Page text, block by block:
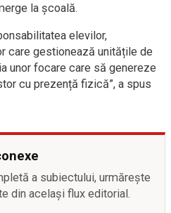
la școală.
elevilor,
care gestionează unitățile de
unor focare care să genereze
cu prezență fizică”, a spus
a subiectului, urmărește
din același flux editorial.